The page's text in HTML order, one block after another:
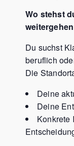
Wo stehst
Du suchst
beruflich
Die
Deine
Deine
Konkrete